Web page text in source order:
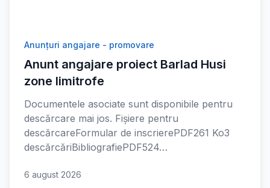
Anunțuri angajare - promovare
Anunt angajare proiect Barlad Husi
zone limitrofe
Documentele asociate sunt disponibile pentru
descărcare mai jos. Fișiere pentru
descărcareFormular de inscrierePDF261 Ko3
descărcăriBibliografiePDF524…
6 august 2026